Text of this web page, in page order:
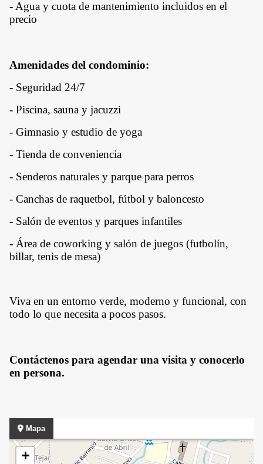
- Agua y cuota de mantenimiento incluidos en el
precio
Amenidades del condominio:
- Seguridad 24/7
- Piscina, sauna y jacuzzi
- Gimnasio y estudio de yoga
- Tienda de conveniencia
- Senderos naturales y parque para perros
- Canchas de raquetbol, fútbol y baloncesto
- Salón de eventos y parques infantiles
- Área de coworking y salón de juegos (futbolín,
billar, tenis de mesa)
Viva en un entorno verde, moderno y funcional, con
todo lo que necesita a pocos pasos.
Contáctenos para agendar una visita y conocerlo
en persona.
Mapa
+